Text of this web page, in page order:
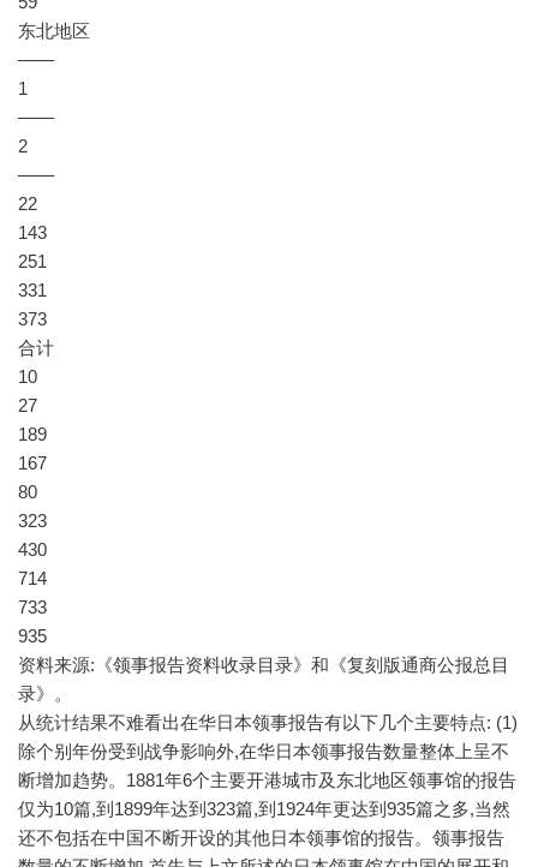
东北地区
——
1
——
2
——
22
143
251
331
373
合计
10
27
189
167
80
323
430
714
733
935
资料来源:《领事报告资料收录目录》和《复刻版通商公报总目
录》。
从统计结果不难看出在华日本领事报告有以下几个主要特点: (1)
除个别年份受到战争影响外,在华日本领事报告数量整体上呈不
断增加趋势。1881年6个主要开港城市及东北地区领事馆的报告
仅为10篇,到1899年达到323篇,到1924年更达到935篇之多,当然
还不包括在中国不断开设的其他日本领事馆的报告。领事报告